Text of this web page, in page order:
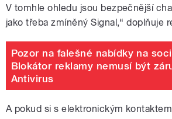
V tomhle ohledu jsou bezpečnější
jako třeba zmíněný Signal,“ doplňuje
Pozor na falešné nabídky na
Blokátor reklamy nemusí být
Antivirus
A pokud si s elektronickým